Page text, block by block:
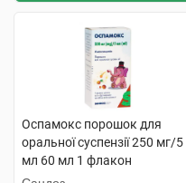
Оспамокс порошок для
оральної суспензії 250 мг/5
мл 60 мл 1 флакон